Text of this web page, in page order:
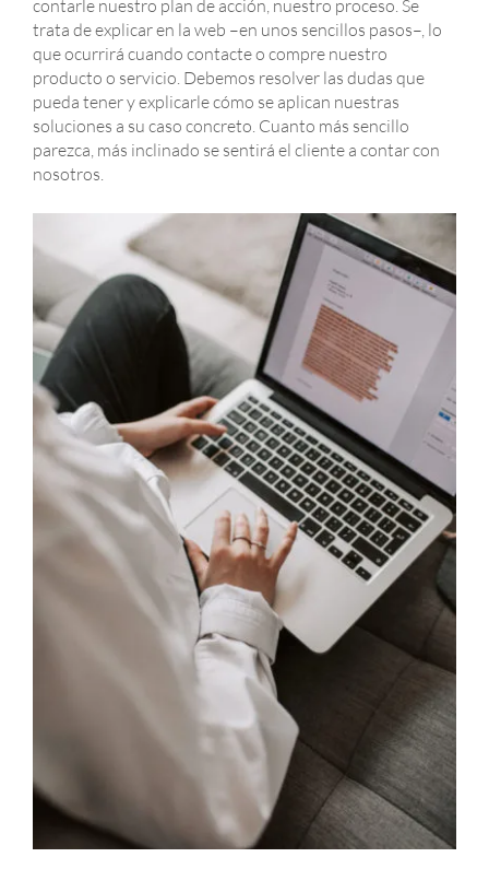
contarle nuestro plan de acción, nuestro proceso. Se
trata de explicar en la web –en unos sencillos pasos–, lo
que ocurrirá cuando contacte o compre nuestro
producto o servicio. Debemos resolver las dudas que
pueda tener y explicarle cómo se aplican nuestras
soluciones a su caso concreto. Cuanto más sencillo
parezca, más inclinado se sentirá el cliente a contar con
nosotros.